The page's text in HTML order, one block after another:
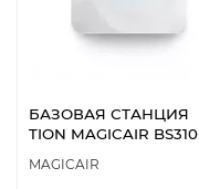
БАЗОВАЯ СТАНЦИЯ
TION MAGICAIR BS310
MAGICAIR